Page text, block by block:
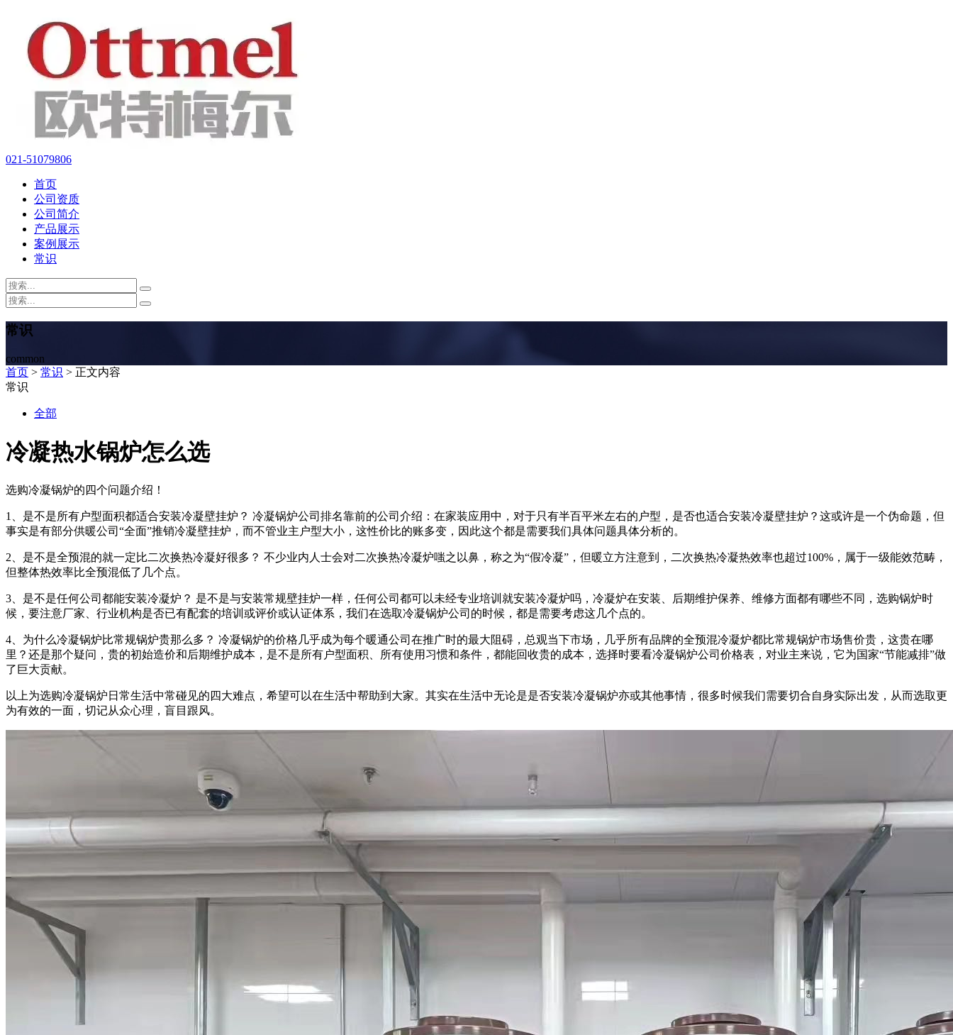
021-51079806
首页
公司资质
公司简介
产品展示
案例展示
常识
常识
common
首页 > 常识 > 正文内容
常识
全部
冷凝热水锅炉怎么选
选购冷凝锅炉的四个问题介绍！
1、是不是所有户型面积都适合安装冷凝壁挂炉？ 冷凝锅炉公司排名靠前的公司介绍：在家装应用中，对于只有半百平米左右的户型，是否也适合安装冷凝壁挂炉？这或许是一个伪命题，但
事实是有部分供暖公司“全面”推销冷凝壁挂炉，而不管业主户型大小，这性价比的账多变，因此这个都是需要我们具体问题具体分析的。
2、是不是全预混的就一定比二次换热冷凝好很多？ 不少业内人士会对二次换热冷凝炉嗤之以鼻，称之为“假冷凝”，但暖立方注意到，二次换热冷凝热效率也超过100%，属于一级能效范畴，
但整体热效率比全预混低了几个点。
3、是不是任何公司都能安装冷凝炉？ 是不是与安装常规壁挂炉一样，任何公司都可以未经专业培训就安装冷凝炉吗，冷凝炉在安装、后期维护保养、维修方面都有哪些不同，选购锅炉时
候，要注意厂家、行业机构是否已有配套的培训或评价或认证体系，我们在选取冷凝锅炉公司的时候，都是需要考虑这几个点的。
4、为什么冷凝锅炉比常规锅炉贵那么多？ 冷凝锅炉的价格几乎成为每个暖通公司在推广时的最大阻碍，总观当下市场，几乎所有品牌的全预混冷凝炉都比常规锅炉市场售价贵，这贵在哪
里？还是那个疑问，贵的初始造价和后期维护成本，是不是所有户型面积、所有使用习惯和条件，都能回收贵的成本，选择时要看冷凝锅炉公司价格表，对业主来说，它为国家“节能减排”做
了巨大贡献。
以上为选购冷凝锅炉日常生活中常碰见的四大难点，希望可以在生活中帮助到大家。其实在生活中无论是是否安装冷凝锅炉亦或其他事情，很多时候我们需要切合自身实际出发，从而选取更
为有效的一面，切记从众心理，盲目跟风。